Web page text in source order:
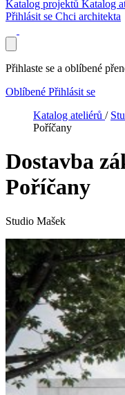
Katalog projektů Katalog
Přihlásit se Chci architekta
Přihlaste se a oblíbené
Oblíbené Přihlásit se
Katalog ateliérů /
Poříčany
Dostavba
Poříčany
Studio Mašek